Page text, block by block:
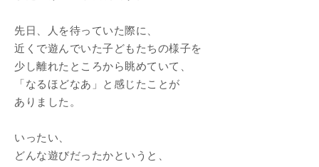
先日、人を待っていた際に、
近くで遊んでいた子どもたちの様子を
少し離れたところから眺めていて、
「なるほどなあ」と感じたことが
ありました。
いったい、
どんな遊びだったかというと、